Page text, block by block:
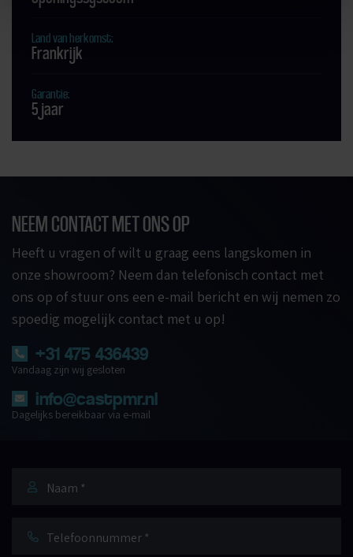
Land van herkomst:
Frankrijk
Garantie:
5 jaar
NEEM CONTACT MET ONS OP
Heeft u vragen of wilt u graag eens langskomen in
onze showroom? Neem dan telefonisch contact met
ons op of stuur ons een e-mail bericht en wij nemen zo
spoedig mogelijk contact met u op!
+31 475 436439
Vandaag zijn wij gesloten
info@castpmr.nl
Dagelijks bereikbaar via e-mail